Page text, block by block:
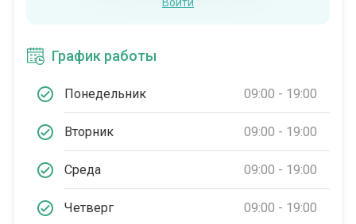
График работы
Понедельник 09:00 - 19:00
Вторник 09:00 - 19:00
Среда 09:00 - 19:00
Четверг 09:00 - 19:00